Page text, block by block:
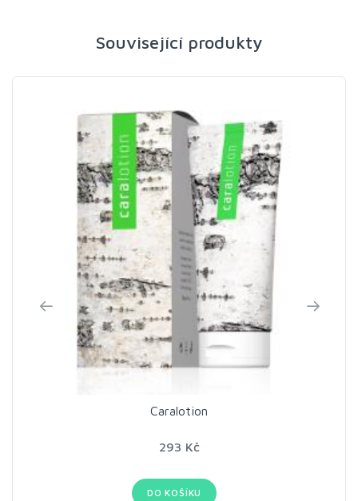
Související produkty
Caralotion
293 Kč
DO KOŠÍKU